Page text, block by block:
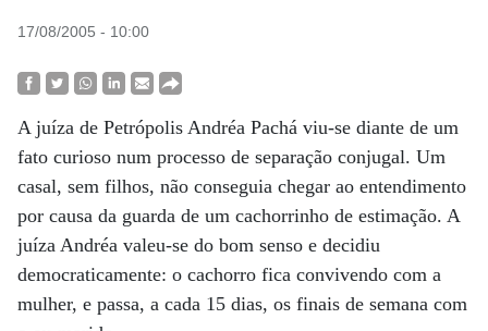
17/08/2005 - 10:00
A juíza de Petrópolis Andréa Pachá viu-se diante de um
fato curioso num processo de separação conjugal. Um
casal, sem filhos, não conseguia chegar ao entendimento
por causa da guarda de um cachorrinho de estimação. A
juíza Andréa valeu-se do bom senso e decidiu
democraticamente: o cachorro fica convivendo com a
mulher, e passa, a cada 15 dias, os finais de semana com